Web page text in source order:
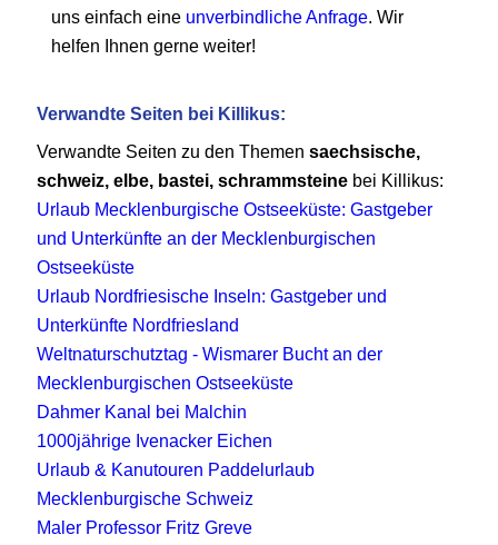
uns einfach eine unverbindliche Anfrage. Wir
helfen Ihnen gerne weiter!
Verwandte Seiten bei Killikus:
Verwandte Seiten zu den Themensaechsische,
schweiz, elbe, bastei, schrammsteine bei Killikus:
Urlaub Mecklenburgische Ostseeküste: Gastgeber
und Unterkünfte an der Mecklenburgischen
Ostseeküste
Urlaub Nordfriesische Inseln: Gastgeber und
Unterkünfte Nordfriesland
Weltnaturschutztag - Wismarer Bucht an der
Mecklenburgischen Ostseeküste
Dahmer Kanal bei Malchin
1000jährige Ivenacker Eichen
Urlaub & Kanutouren Paddelurlaub
Mecklenburgische Schweiz
Maler Professor Fritz Greve